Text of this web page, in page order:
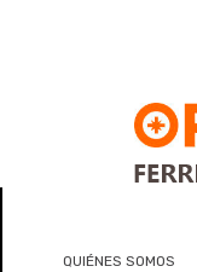
QUIÉNES SOMOS